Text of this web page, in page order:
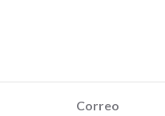
Correo